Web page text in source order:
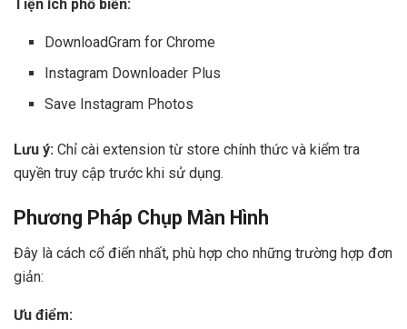
Tiện ích phổ biến:
DownloadGram for Chrome
Instagram Downloader Plus
Save Instagram Photos
Lưu ý: Chỉ cài extension từ store chính thức và kiểm tra
quyền truy cập trước khi sử dụng.
Phương Pháp Chụp Màn Hình
Đây là cách cổ điển nhất, phù hợp cho những trường hợp đơn
giản:
Ưu điểm: